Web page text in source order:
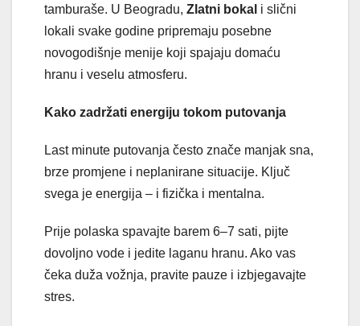
tamburaše. U Beogradu, Zlatni bokal i slični
lokali svake godine pripremaju posebne
novogodišnje menije koji spajaju domaću
hranu i veselu atmosferu.
Kako zadržati energiju tokom putovanja
Last minute putovanja često znače manjak sna,
brze promjene i neplanirane situacije. Ključ
svega je energija – i fizička i mentalna.
Prije polaska spavajte barem 6–7 sati, pijte
dovoljno vode i jedite laganu hranu. Ako vas
čeka duža vožnja, pravite pauze i izbjegavajte
stres.